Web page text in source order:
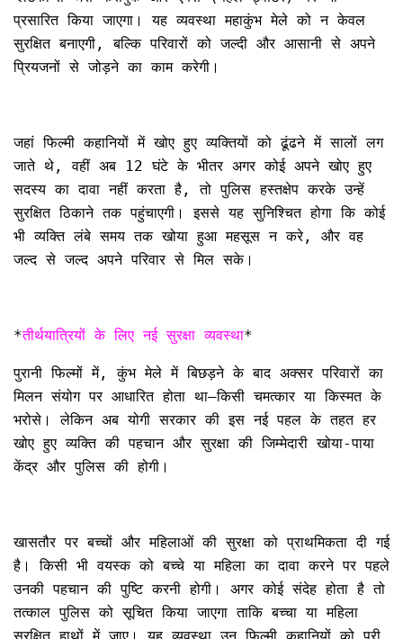
प्रसारित किया जाएगा। यह व्यवस्था महाकुंभ मेले को न केवल
सुरक्षित बनाएगी, बल्कि परिवारों को जल्दी और आसानी से अपने
प्रियजनों से जोड़ने का काम करेगी।
जहां फिल्मी कहानियों में खोए हुए व्यक्तियों को ढूंढने में सालों लग
जाते थे, वहीं अब 12 घंटे के भीतर अगर कोई अपने खोए हुए
सदस्य का दावा नहीं करता है, तो पुलिस हस्तक्षेप करके उन्हें
सुरक्षित ठिकाने तक पहुंचाएगी। इससे यह सुनिश्चित होगा कि कोई
भी व्यक्ति लंबे समय तक खोया हुआ महसूस न करे, और वह
जल्द से जल्द अपने परिवार से मिल सके।
*तीर्थयात्रियों के लिए नई सुरक्षा व्यवस्था*
पुरानी फिल्मों में, कुंभ मेले में बिछड़ने के बाद अक्सर परिवारों का
मिलन संयोग पर आधारित होता था—किसी चमत्कार या किस्मत के
भरोसे। लेकिन अब योगी सरकार की इस नई पहल के तहत हर
खोए हुए व्यक्ति की पहचान और सुरक्षा की जिम्मेदारी खोया-पाया
केंद्र और पुलिस की होगी।
खासतौर पर बच्चों और महिलाओं की सुरक्षा को प्राथमिकता दी गई
है। किसी भी वयस्क को बच्चे या महिला का दावा करने पर पहले
उनकी पहचान की पुष्टि करनी होगी। अगर कोई संदेह होता है तो
तत्काल पुलिस को सूचित किया जाएगा ताकि बच्चा या महिला